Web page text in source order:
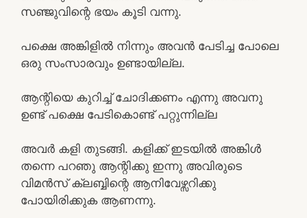
സഞ്ജുവിന്റെ ഭയം കൂടി വന്നു.
പക്ഷെ അങ്കിളിൽ നിന്നും അവൻ പേടിച്ച പോലെ
ഒരു സംസാരവും ഉണ്ടായില്ല.
ആന്റിയെ കുറിച്ച് ചോദിക്കണം എന്നു അവനു
ഉണ്ട് പക്ഷെ പേടികൊണ്ട് പറ്റുന്നില്ല
അവർ കളി തുടങ്ങി. കളിക്ക് ഇടയിൽ അങ്കിൾ
തന്നെ പറഞു ആന്റിക്കു ഇന്നു അവിരുടെ
വിമൻസ് ക്ലബ്ബിന്റെ ആനിവേഴ്സറിക്കു
പോയിരിക്കുക ആണന്നു.